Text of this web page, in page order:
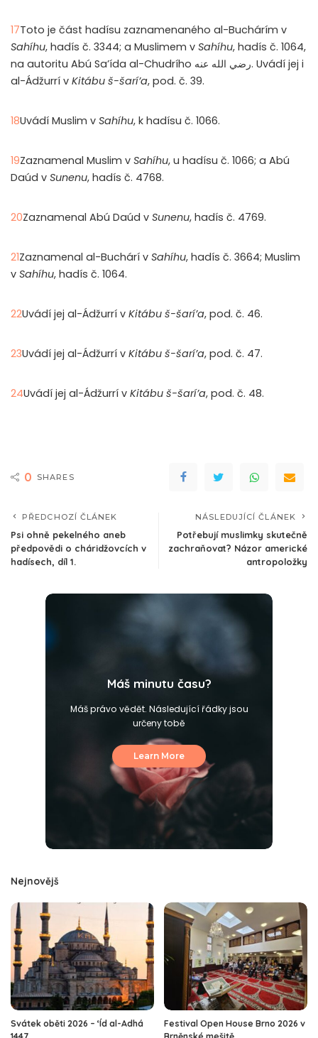
17Toto je část hadísu zaznamenaného al-Buchárím v
Sahíhu, hadís č. 3344; a Muslimem v Sahíhu, hadís č. 1064,
na autoritu Abú Sa’ída al-Chudrího رضي الله عنه. Uvádí jej i
al-Ádžurrí v Kitábu š-šarí’a, pod. č. 39.
18Uvádí Muslim v Sahíhu, k hadísu č. 1066.
19Zaznamenal Muslim v Sahíhu, u hadísu č. 1066; a Abú
Daúd v Sunenu, hadís č. 4768.
20Zaznamenal Abú Daúd v Sunenu, hadís č. 4769.
21Zaznamenal al-Buchárí v Sahíhu, hadís č. 3664; Muslim
v Sahíhu, hadís č. 1064.
22Uvádí jej al-Ádžurrí v Kitábu š-šarí’a, pod. č. 46.
23Uvádí jej al-Ádžurrí v Kitábu š-šarí’a, pod. č. 47.
24Uvádí jej al-Ádžurrí v Kitábu š-šarí’a, pod. č. 48.
0 SHARES
PŘEDCHOZÍ ČLÁNEK
Psi ohně pekelného aneb
předpovědi o cháridžovcích v
hadísech, díl 1.
NÁSLEDUJÍCÍ ČLÁNEK
Potřebují muslimky skutečně
zachraňovat? Názor americké
antropoložky
Máš minutu času?
Máš právo vědět. Následující řádky jsou
určeny tobě
Learn More
Nejnovějš
Svátek oběti 2026 – ‘Íd al-Adhá
Festival Open House Brno 2026 v